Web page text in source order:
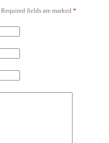
Required fields are marked *